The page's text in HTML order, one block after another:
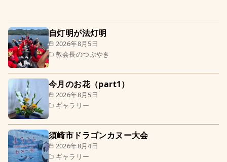
2026年8月5日
教会長のつぶやき
自灯明が法灯明
2026年8月5日
ギャラリー
今月のお花（part1）
2026年8月4日
ギャラリー
須崎市ドラゴンカヌー大会